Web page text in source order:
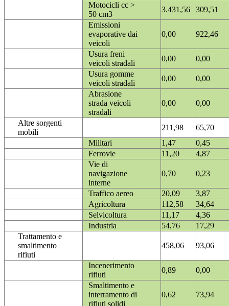
Motocicli cc >
50 cm3
3.431,56
309,51
Emissioni
evaporative dai
veicoli
0,00 922,46
Usura freni
veicoli stradali
0,00
0,00
Usura gomme
veicoli stradali
0,00
0,00
Abrasione
strada veicoli
stradali
0,00 0,00
Altre sorgenti
mobili
211,98
65,70
Militari
1,47
0,45
Ferrovie
11,20
4,87
Vie di
navigazione
interne
0,70 0,23
Traffico aereo 20,09
3,87
Agricoltura
112,58
34,64
Selvicoltura
11,17
4,36
Industria
54,76
17,29
Trattamento e
smaltimento
rifiuti
458,06 93,06
Incenerimento
rifiuti
0,89
0,00
Smaltimento e
interramento di
rifiuti solidi
0,62 73,94